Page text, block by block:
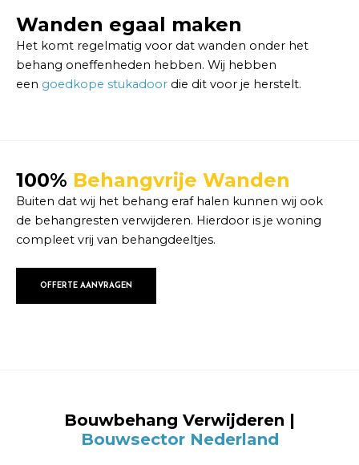
Wanden egaal maken
Het komt regelmatig voor dat wanden onder het
behang oneffenheden hebben. Wij hebben
een goedkope stukadoor die dit voor je herstelt.
100% Behangvrije Wanden
Buiten dat wij het behang eraf halen kunnen wij ook
de behangresten verwijderen. Hierdoor is je woning
compleet vrij van behangdeeltjes.
OFFERTE AANVRAGEN
Bouwbehang Verwijderen |
Bouwsector Nederland